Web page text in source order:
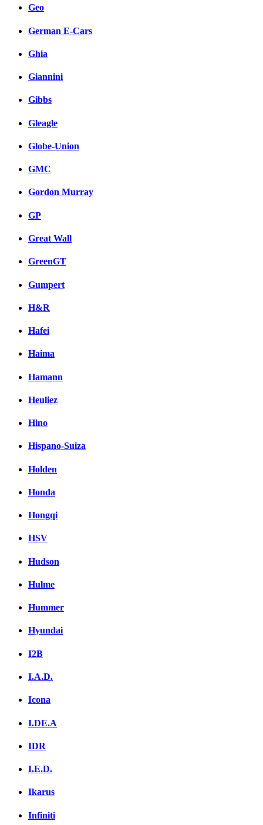
Geo
German E-Cars
Ghia
Giannini
Gibbs
Gleagle
Globe-Union
GMC
Gordon Murray
GP
Great Wall
GreenGT
Gumpert
H&R
Hafei
Haima
Hamann
Heuliez
Hino
Hispano-Suiza
Holden
Honda
Hongqi
HSV
Hudson
Hulme
Hummer
Hyundai
I2B
I.A.D.
Icona
I.DE.A
IDR
I.E.D.
Ikarus
Infiniti